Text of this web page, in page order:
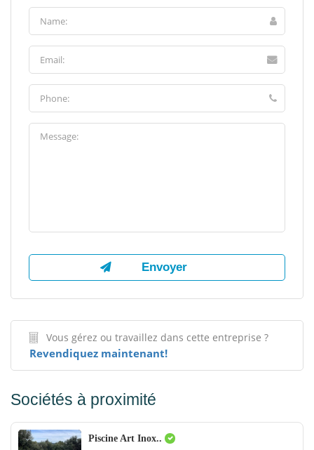
Vous gérez ou travaillez dans cette entreprise ?
Revendiquez maintenant!
Sociétés à proximité
Piscine Art Inox..